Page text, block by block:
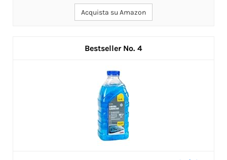
Acquista su Amazon
4